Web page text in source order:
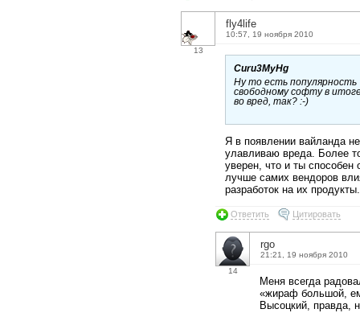
13
fly4life
10:57, 19 ноября 2010
Curu3MyHg
Ну то есть популярность
свободному софту в
во вред, так? :-)
Я в появлении вайланда не
улавливаю вреда. Более
уверен, что и ты способен
лучше самих вендоров
разработок на их продукты.
Ответить Цитировать
14
rgo
21:21, 19 ноября 2010
Меня всегда
«жираф большой,
Высоцкий, правда,